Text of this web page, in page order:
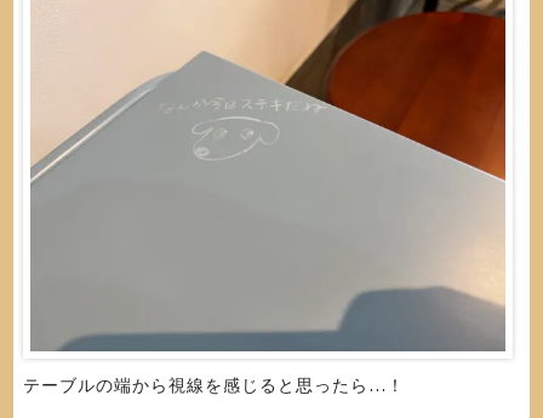
テーブルの端から視線を感じると思ったら…！